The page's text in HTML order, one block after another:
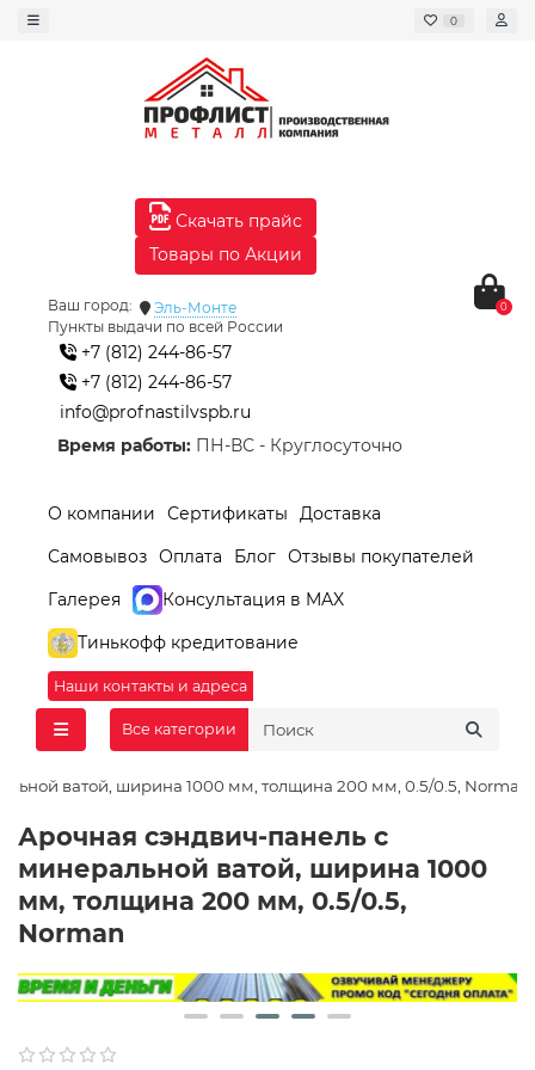
0
Скачать прайс
Товары по Акции
Ваш город:
Эль-Монте
Пункты выдачи по всей России
+7 (812) 244-86-57
+7 (812) 244-86-57
info@profnastilvspb.ru
Время работы: ПН-ВС - Круглосуточно
0
О компании Сертификаты
Доставка
Самовывоз Оплата Блог Отзывы покупателей
Галерея
Консультация в MAX
Тинькофф кредитование
Наши контакты и адреса
Все категории
ватой, ширина 1000 мм, толщина 200 мм, 0.5/0.5, Norman
Арочная сэндвич-панель с
минеральной ватой, ширина 1000
мм, толщина 200 мм, 0.5/0.5,
Norman